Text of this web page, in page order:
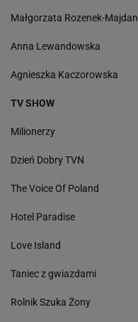
Małgorzata Rozenek-Majdan
Anna Lewandowska
Agnieszka Kaczorowska
TV SHOW
Milionerzy
Dzień Dobry TVN
The Voice Of Poland
Hotel Paradise
Love Island
Taniec z gwiazdami
Rolnik Szuka Żony